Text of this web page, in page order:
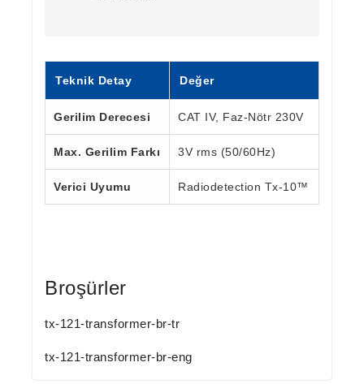
Teknik Detay Değer
Gerilim Derecesi CAT IV, Faz-Nötr 230V
Max. Gerilim Farkı 3V rms (50/60Hz)
Verici Uyumu Radiodetection Tx-10™
Broşürler
tx-121-transformer-br-tr
tx-121-transformer-br-eng